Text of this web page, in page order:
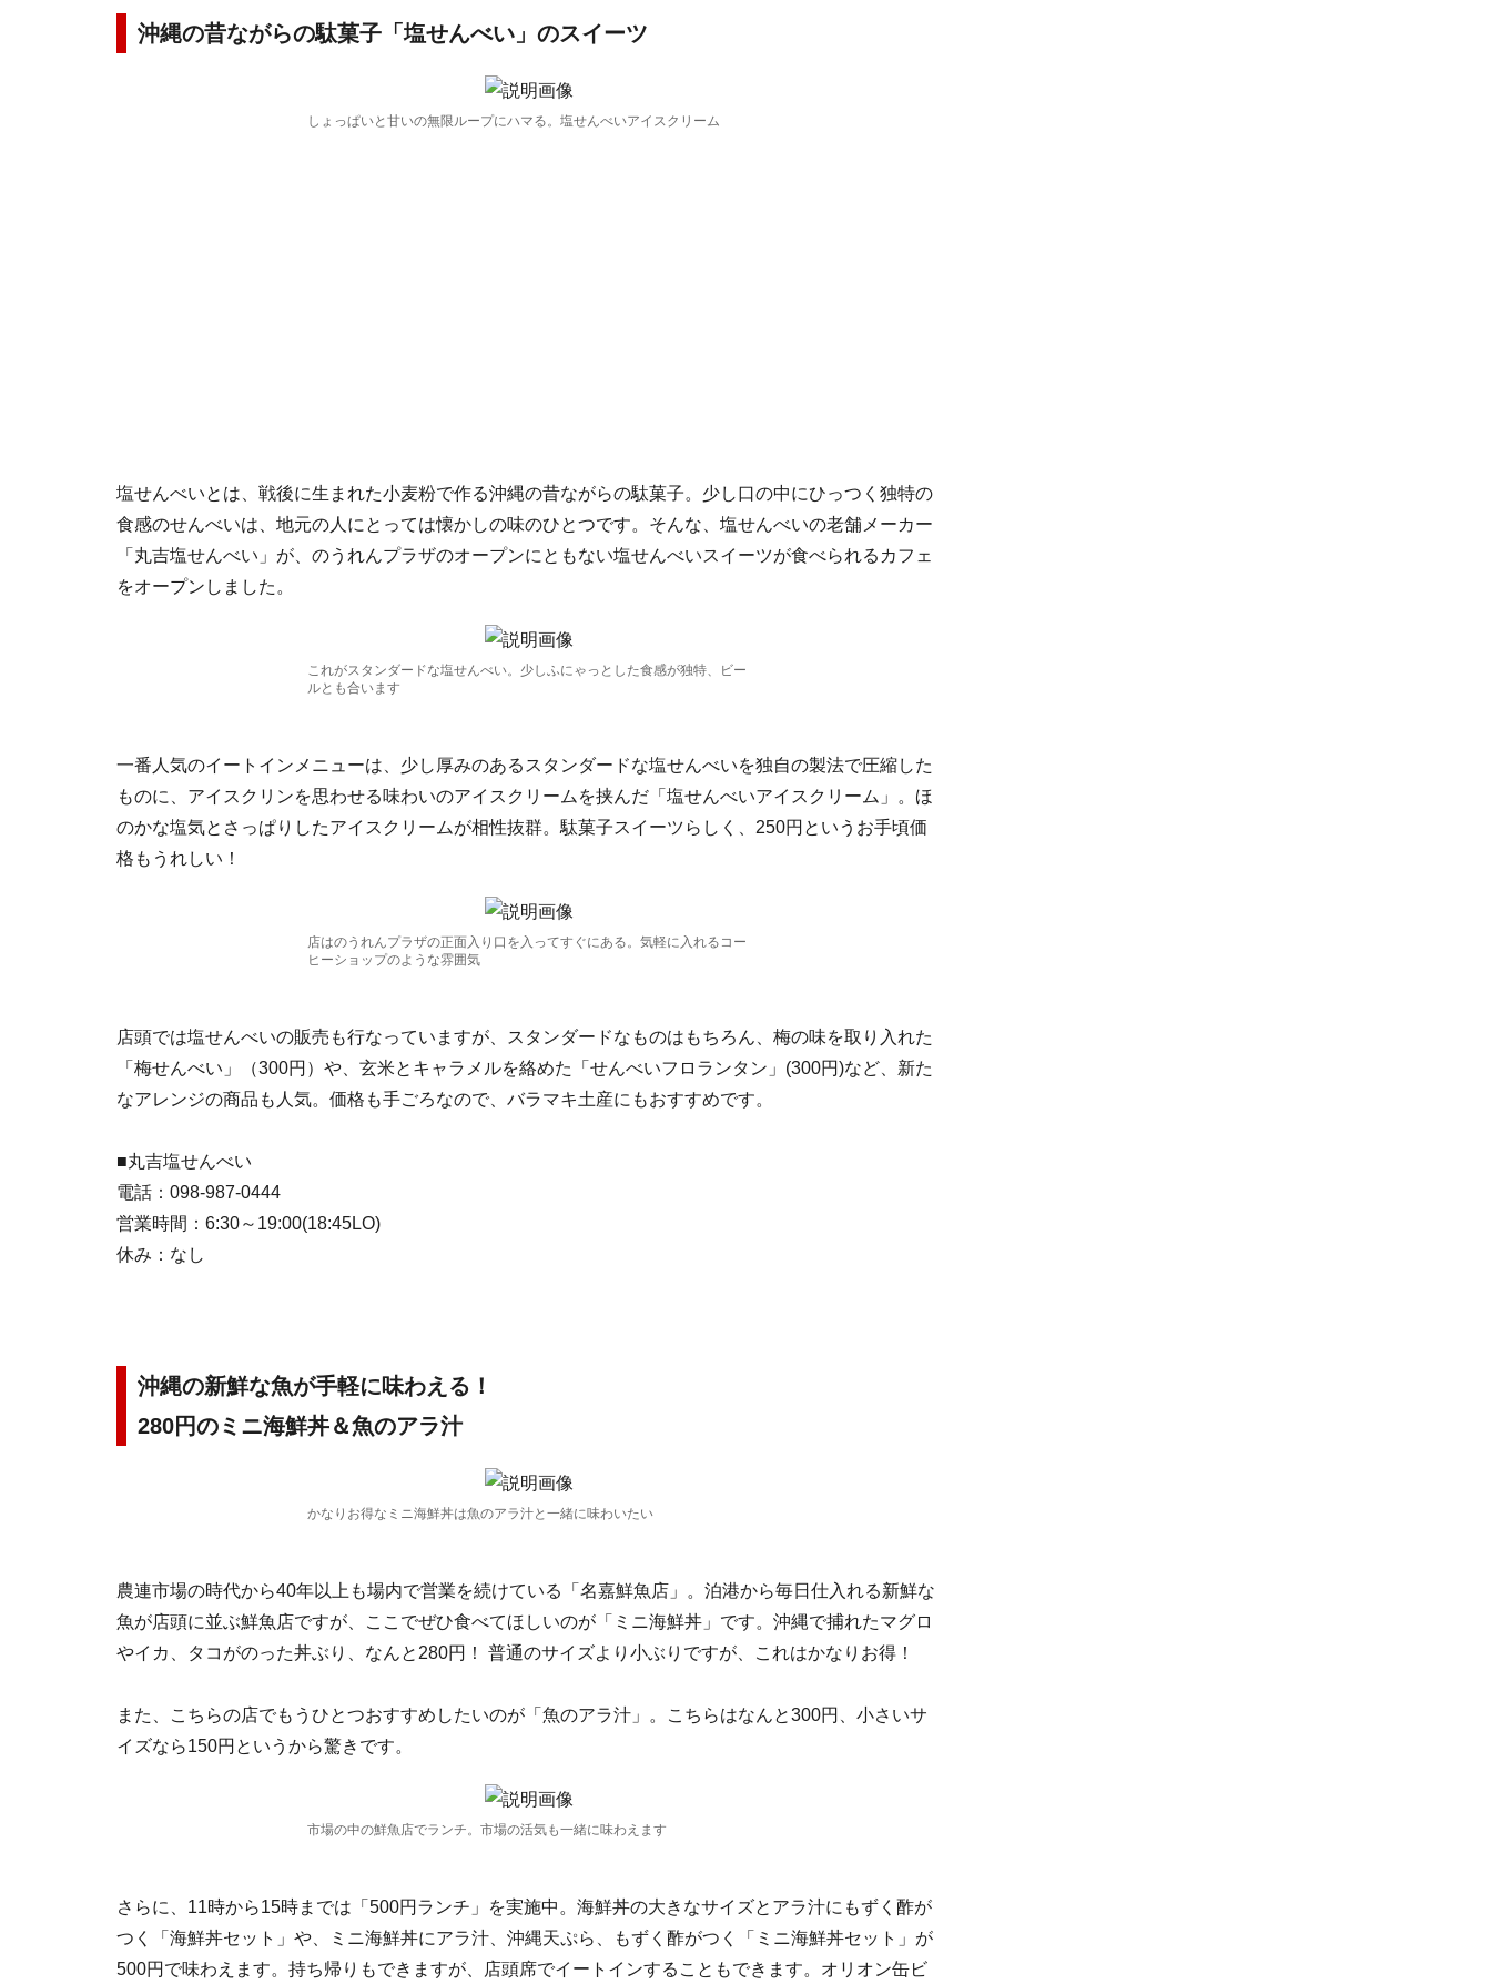
沖縄の昔ながらの駄菓子「塩せんべい」のスイーツ
しょっぱいと甘いの無限ループにハマる。塩せんべいアイスクリーム
塩せんべいとは、戦後に生まれた小麦粉で作る沖縄の昔ながらの駄菓子。少し口の中にひっつく独特の
食感のせんべいは、地元の人にとっては懐かしの味のひとつです。そんな、塩せんべいの老舗メーカー
「丸吉塩せんべい」が、のうれんプラザのオープンにともない塩せんべいスイーツが食べられるカフェ
をオープンしました。
これがスタンダードな塩せんべい。少しふにゃっとした食感が独特、ビー
ルとも合います
一番人気のイートインメニューは、少し厚みのあるスタンダードな塩せんべいを独自の製法で圧縮した
ものに、アイスクリンを思わせる味わいのアイスクリームを挟んだ「塩せんべいアイスクリーム」。ほ
のかな塩気とさっぱりしたアイスクリームが相性抜群。駄菓子スイーツらしく、250円というお手頃価
格もうれしい！
店はのうれんプラザの正面入り口を入ってすぐにある。気軽に入れるコー
ヒーショップのような雰囲気
店頭では塩せんべいの販売も行なっていますが、スタンダードなものはもちろん、梅の味を取り入れた
「梅せんべい」（300円）や、玄米とキャラメルを絡めた「せんべいフロランタン」(300円)など、新た
なアレンジの商品も人気。価格も手ごろなので、バラマキ土産にもおすすめです。
■丸吉塩せんべい
電話：098-987-0444
営業時間：6:30～19:00(18:45LO)
休み：なし
沖縄の新鮮な魚が手軽に味わえる！
280円のミニ海鮮丼＆魚のアラ汁
かなりお得なミニ海鮮丼は魚のアラ汁と一緒に味わいたい
農連市場の時代から40年以上も場内で営業を続けている「名嘉鮮魚店」。泊港から毎日仕入れる新鮮な
魚が店頭に並ぶ鮮魚店ですが、ここでぜひ食べてほしいのが「ミニ海鮮丼」です。沖縄で捕れたマグロ
やイカ、タコがのった丼ぶり、なんと280円！ 普通のサイズより小ぶりですが、これはかなりお得！
また、こちらの店でもうひとつおすすめしたいのが「魚のアラ汁」。こちらはなんと300円、小さいサ
イズなら150円というから驚きです。
市場の中の鮮魚店でランチ。市場の活気も一緒に味わえます
さらに、11時から15時までは「500円ランチ」を実施中。海鮮丼の大きなサイズとアラ汁にもずく酢が
つく「海鮮丼セット」や、ミニ海鮮丼にアラ汁、沖縄天ぷら、もずく酢がつく「ミニ海鮮丼セット」が
500円で味わえます。持ち帰りもできますが、店頭席でイートインすることもできます。オリオン缶ビ